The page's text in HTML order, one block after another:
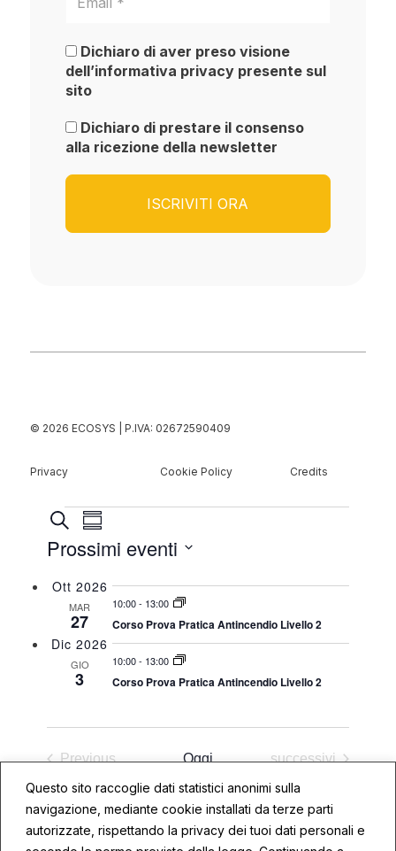
Questo sito raccoglie dati statistici anonimi sulla
navigazione, mediante cookie installati da terze parti
autorizzate, rispettando la privacy dei tuoi dati personali e
Dichiaro di aver preso visione
dell’informativa privacy presente sul
sito
Dichiaro di prestare il consenso
alla ricezione della newsletter
© 2026 ECOSYS | P.IVA: 02672590409
Privacy Cookie Policy Credits
EVENTI
EVENTI
RICERCA
E
VISTE
NAVIGAZIONE
CercaEvento
Viste
Navigazione
Sommario
Prossimi eventi
date.
Ott 2026
MAR
27
10:00- 13:00
Corso Prova Pratica Antincendio Livello 2
Dic 2026
GIO
3
10:00- 13:00
Corso Prova Pratica Antincendio Livello 2
Previous
Oggi Eventi
successivi
Iscriviti al calendario